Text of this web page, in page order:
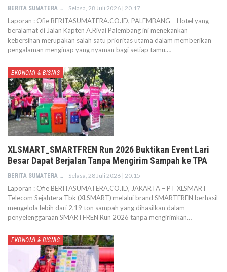
BERITA SUMATERA Selasa, 28 Juli 2026 | 20.17
Laporan : Ofie BERITASUMATERA.CO.ID, PALEMBANG – Hotel yang
beralamat di Jalan Kapten A.Rivai Palembang ini menekankan
kebersihan merupakan salah satu prioritas utama dalam memberikan
pengalaman menginap yang nyaman bagi setiap tamu.…
EKONOMI & BISNIS
XLSMART_SMARTFREN Run 2026 Buktikan Event Lari
Besar Dapat Berjalan Tanpa Mengirim Sampah ke TPA
BERITA SUMATERA Selasa, 28 Juli 2026 | 20.15
Laporan : Ofie BERITASUMATERA.CO.ID, JAKARTA – PT XLSMART
Telecom Sejahtera Tbk (XLSMART) melalui brand SMARTFREN berhasil
mengelola lebih dari 2,19 ton sampah yang dihasilkan dalam
penyelenggaraan SMARTFREN Run 2026 tanpa mengirimkan…
EKONOMI & BISNIS